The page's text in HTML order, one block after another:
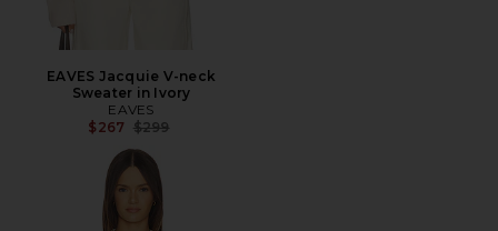
EAVES Jacquie V-neck
Sweater in Ivory
EAVES
$267 前の価格:
$299